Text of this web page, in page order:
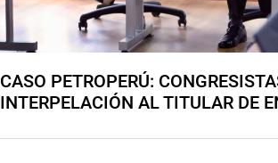
CASO PETROPERÚ:
INTERPELACIÓN AL TITULAR DE